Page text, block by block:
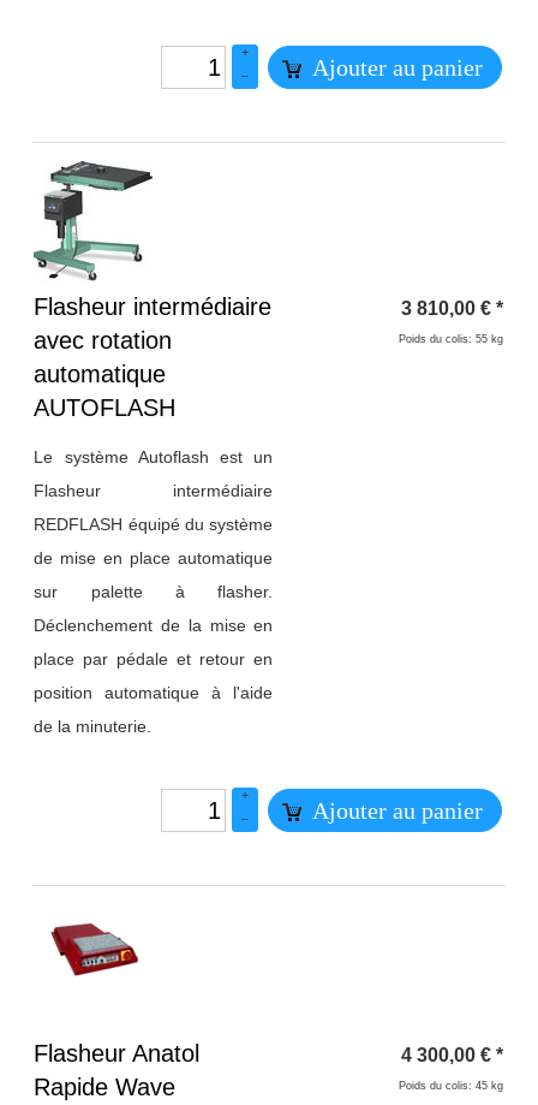
+
–
Ajouter au panier
Titre 1
Flasheur intermédiaire
avec rotation
automatique
AUTOFLASH
Le système Autoflash est un
Flasheur intermédiaire
REDFLASH équipé du système
de mise en place automatique
sur palette à flasher.
Déclenchement de la mise en
place par pédale et retour en
position automatique à l'aide
de la minuterie.
3 810,00 € *
Poids du colis: 55 kg
+
–
Ajouter au panier
Titre 1
Flasheur Anatol
Rapide Wave
4 300,00 € *
Poids du colis: 45 kg